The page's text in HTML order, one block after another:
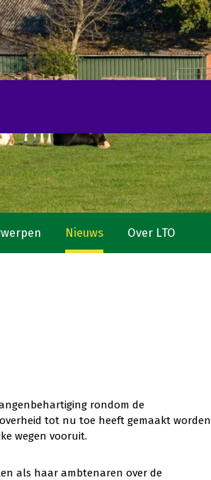
Nieuws Over LTO
rondom de
tot nu toe heeft gemaakt worden
wegen vooruit.
als haar ambtenaren over de